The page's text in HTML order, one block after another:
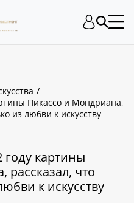
Пикассо и Мондриана,
из любви к искусству
году картины
что
к искусству